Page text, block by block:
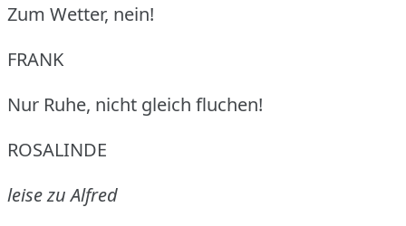
Zum Wetter, nein!
FRANK
Nur Ruhe, nicht gleich fluchen!
ROSALINDE
leise zu Alfred